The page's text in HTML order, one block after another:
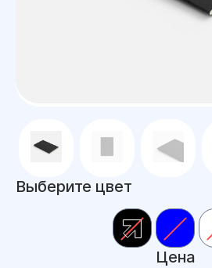
Выберите цвет
Цена